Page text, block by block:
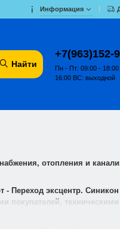
Информация
Найти
+7(963)152-
Пн - Пт: 09:00 -
16:00 ВС: выходной
отопления и
- Переход эксцентр.
техническими